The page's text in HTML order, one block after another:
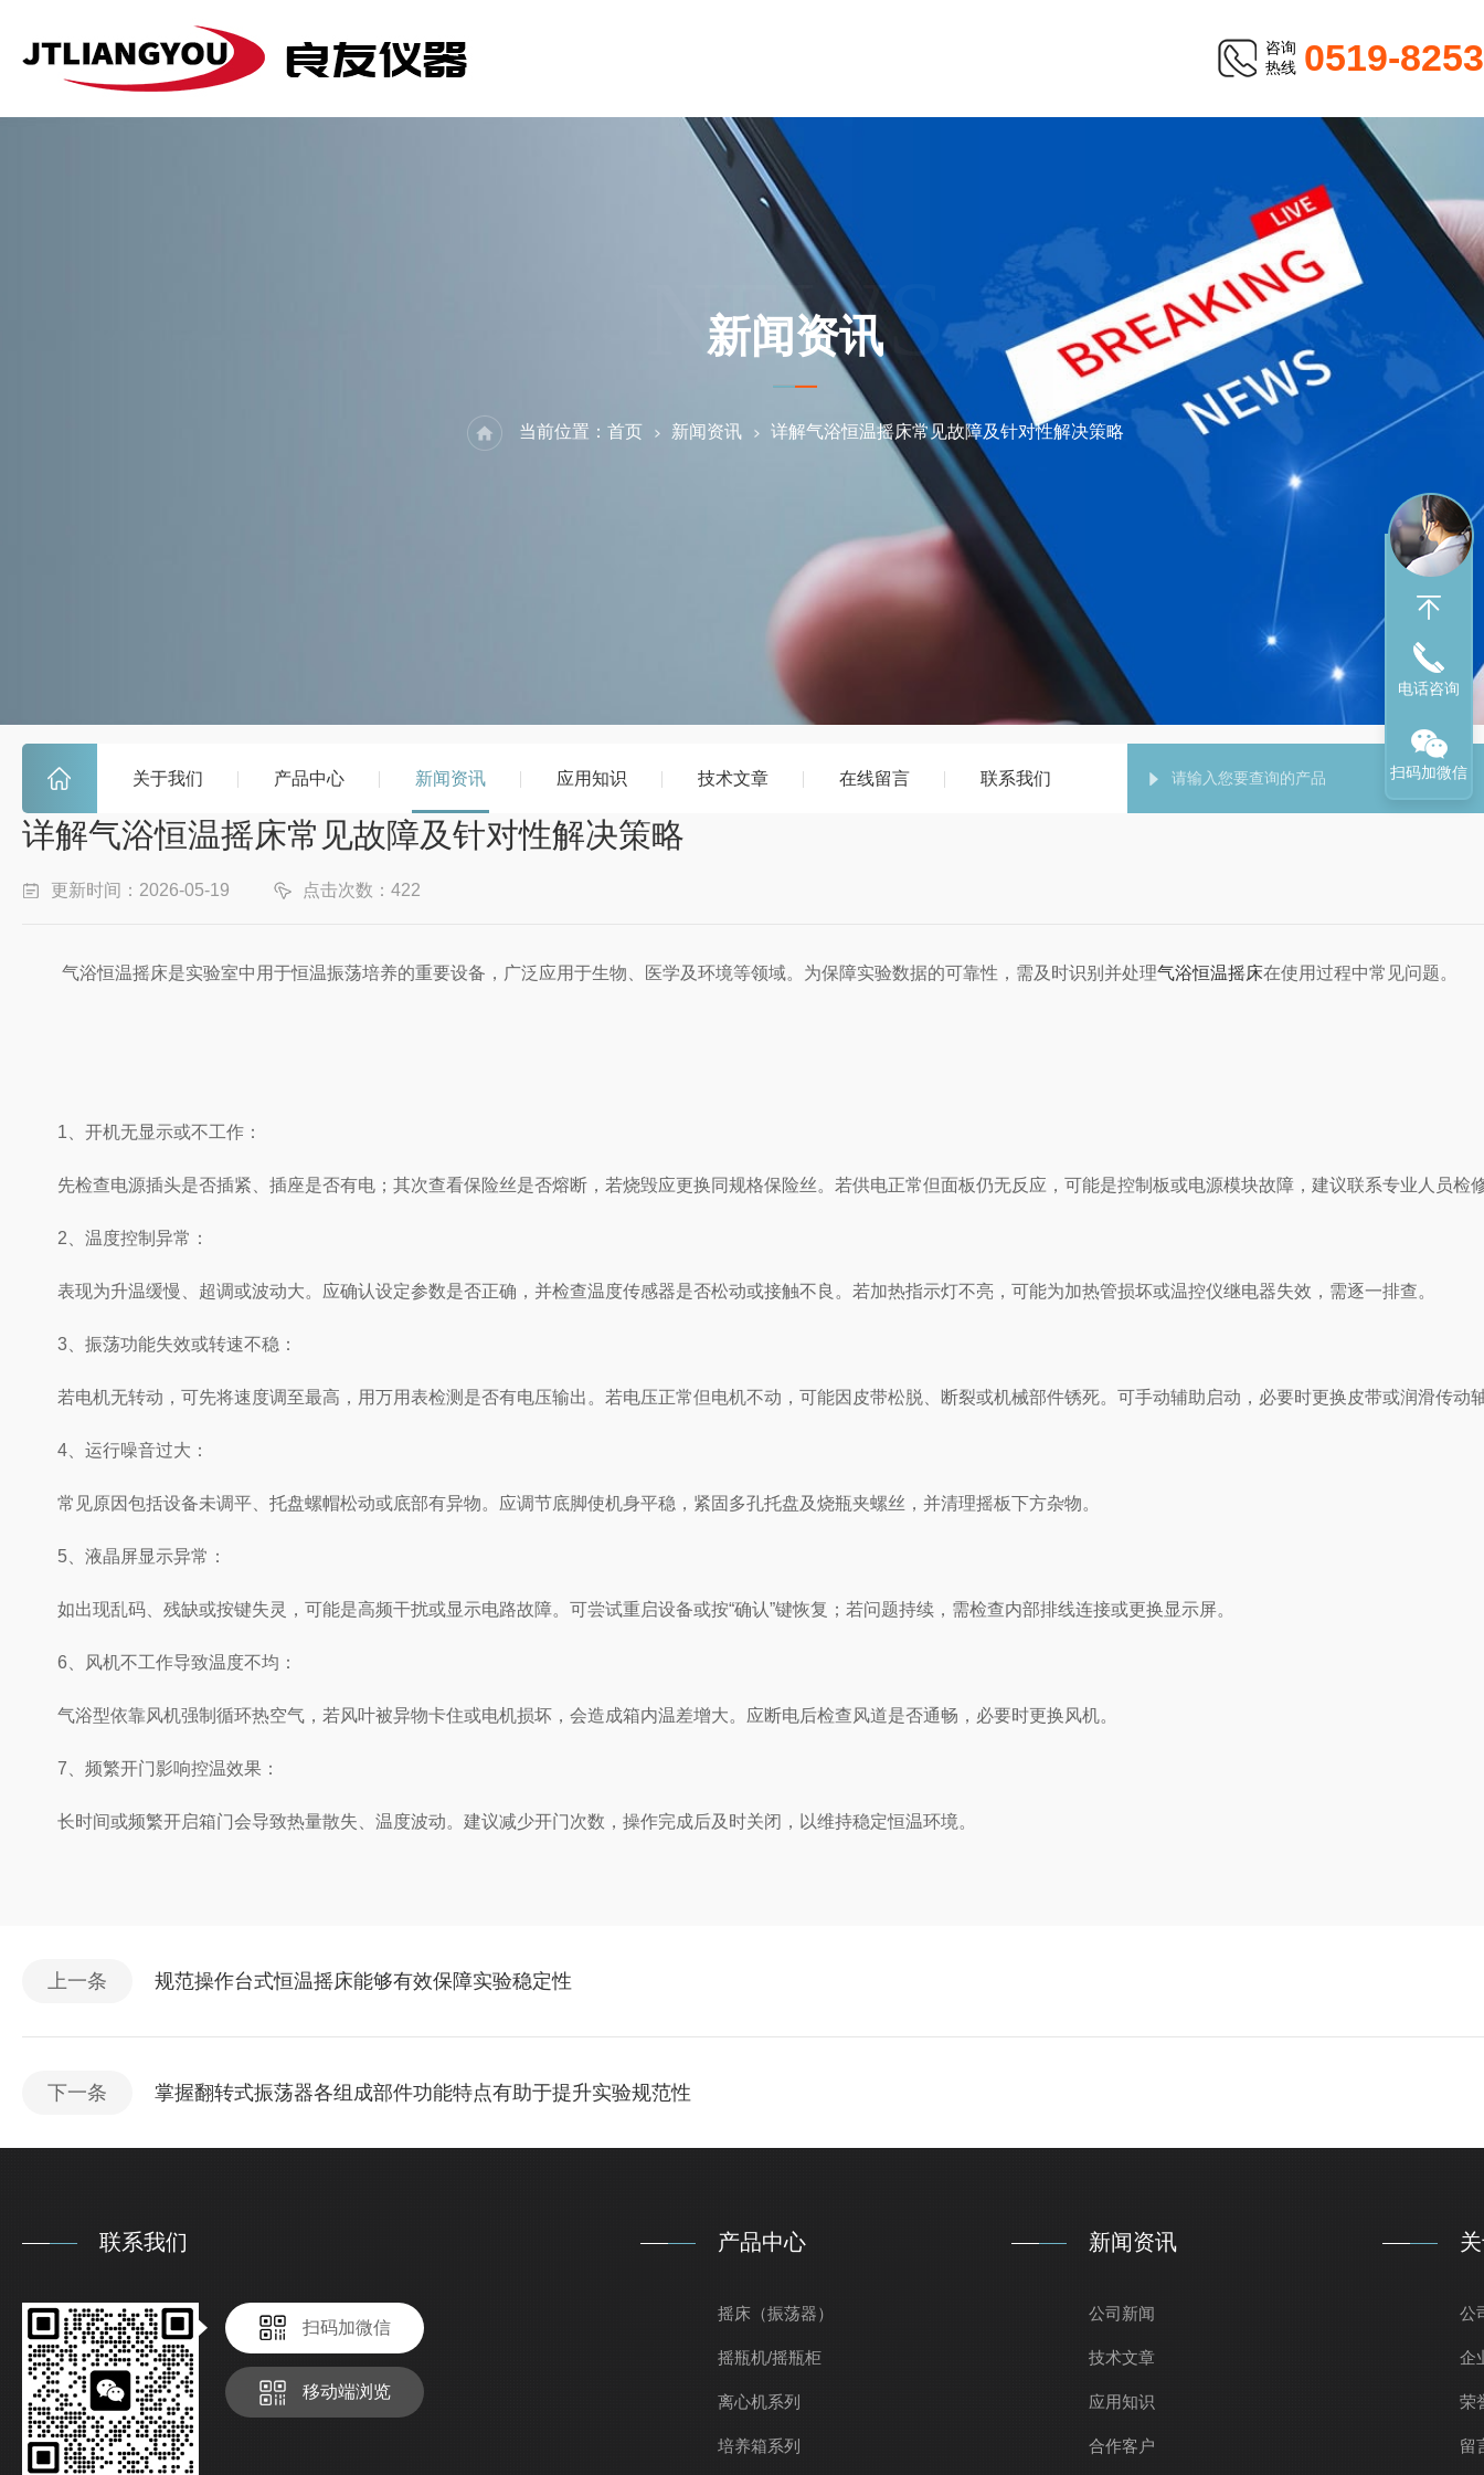
咨询
热线 0519-
关于我们 产品中心 新闻资讯 应用知识 技术文章 在线留言 联系我们
NEWS
新闻资讯
当前位置： 首页 新闻资讯 详解气浴恒温摇床常见故障及针对性解决策略
详解气浴恒温摇床常见故障及针对性解决策略
更新时间：2026-05-19 点击次数：422
气浴恒温摇床是实验室中用于恒温振荡培养的重要设备，广泛应用于生物、医学及环境等领域。为保障实验数据的可靠性，需及时识别并处理气浴恒温摇床在使用过程中常见问题。
1、开机无显示或不工作：
先检查电源插头是否插紧、插座是否有电；其次查看保险丝是否熔断，若烧毁应更换同规格保险丝。若供电正常但面板仍无反应，可能是控制板或电源模块故障，建议联系专业人员检
2、温度控制异常：
表现为升温缓慢、超调或波动大。应确认设定参数是否正确，并检查温度传感器是否松动或接触不良。若加热指示灯不亮，可能为加热管损坏或温控仪继电器失效，需逐一排查。
3、振荡功能失效或转速不稳：
若电机无转动，可先将速度调至最高，用万用表检测是否有电压输出。若电压正常但电机不动，可能因皮带松脱、断裂或机械部件锈死。可手动辅助启动，必要时更换皮带或润滑传动
4、运行噪音过大：
常见原因包括设备未调平、托盘螺帽松动或底部有异物。应调节底脚使机身平稳，紧固多孔托盘及烧瓶夹螺丝，并清理摇板下方杂物。
5、液晶屏显示异常：
如出现乱码、残缺或按键失灵，可能是高频干扰或显示电路故障。可尝试重启设备或按“确认”键恢复；若问题持续，需检查内部排线连接或更换显示屏。
6、风机不工作导致温度不均：
气浴型依靠风机强制循环热空气，若风叶被异物卡住或电机损坏，会造成箱内温差增大。应断电后检查风道是否通畅，必要时更换风机。
7、频繁开门影响控温效果：
长时间或频繁开启箱门会导致热量散失、温度波动。建议减少开门次数，操作完成后及时关闭，以维持稳定恒温环境。
上一条 规范操作台式恒温摇床能够有效保障实验稳定性
下一条 掌握翻转式振荡器各组成部件功能特点有助于提升实验规范性
联系我们
扫码加微信
移动端浏览
产品中心
摇床（振荡器）
摇瓶机/摇瓶柜
离心机系列
培养箱系列
新闻资讯
公司新闻
技术文章
应用知识
合作客户
公
企
荣
留
电话咨询
扫码加微信